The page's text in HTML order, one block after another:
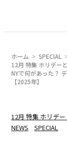
ホーム SPECIAL
12月 特集 ホリデー
NYで何があった？
【2025年】
12月 特集 ホリデ
NEWS
SPECIAL